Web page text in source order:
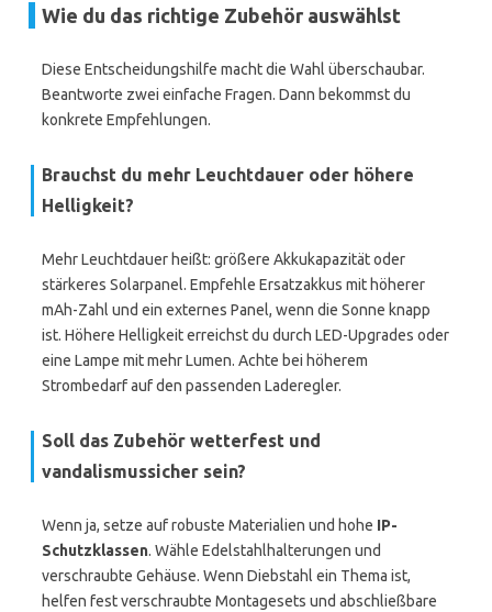
Wie du das richtige Zubehör auswählst
Diese Entscheidungshilfe macht die Wahl überschaubar.
Beantworte zwei einfache Fragen. Dann bekommst du
konkrete Empfehlungen.
Brauchst du mehr Leuchtdauer oder höhere
Helligkeit?
Mehr Leuchtdauer heißt: größere Akkukapazität oder
stärkeres Solarpanel. Empfehle Ersatzakkus mit höherer
mAh-Zahl und ein externes Panel, wenn die Sonne knapp
ist. Höhere Helligkeit erreichst du durch LED-Upgrades oder
eine Lampe mit mehr Lumen. Achte bei höherem
Strombedarf auf den passenden Laderegler.
Soll das Zubehör wetterfest und
vandalismussicher sein?
Wenn ja, setze auf robuste Materialien und hohe IP-
Schutzklassen. Wähle Edelstahlhalterungen und
verschraubte Gehäuse. Wenn Diebstahl ein Thema ist,
helfen fest verschraubte Montagesets und abschließbare